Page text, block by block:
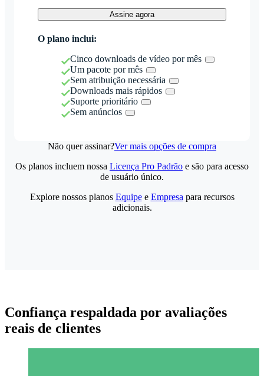
Assine agora
O plano inclui:
Cinco downloads de vídeo por mês
Um pacote por mês
Sem atribuição necessária
Downloads mais rápidos
Suporte prioritário
Sem anúncios
Não quer assinar?Ver mais opções de compra
Os planos incluem nossa Licença Pro Padrão e são para acesso
de usuário único.
Explore nossos planos Equipee Empresa para recursos
adicionais.
Confiança respaldada por avaliações
reais de clientes